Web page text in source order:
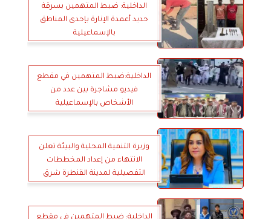
الداخلية: ضبط المتهمين بسرقة
حديد أعمدة الإنارة بإحدى المناطق
بالإسماعيلية
الداخلية:ضبط المتهمين في مقطع
فيديو مشاجرة بين عدد من
الأشخاص بالإسماعيلية
وزيرة التنمية المحلية والبيئة تعلن
الانتهاء من إعداد المخططات
التفصيلية لمدينة القنطرة شرق
الداخلية: ضبط المتهمين في مقطع